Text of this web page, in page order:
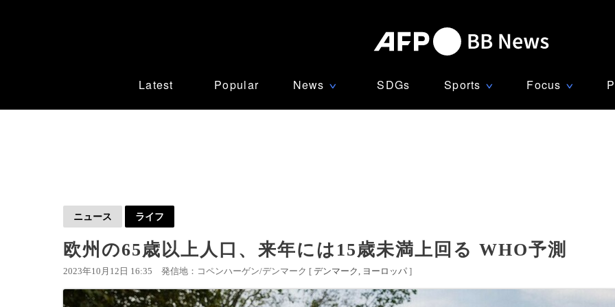
Latest Popular News ∨ SDGs Sports ∨ Focus ∨
ニュース ライフ
欧州の65歳以上人口、来年には15歳未満上回る WHO予測
2023年10月12日 16:35 発信地：コペンハーゲン/デンマーク [ デンマーク ヨーロッパ ]